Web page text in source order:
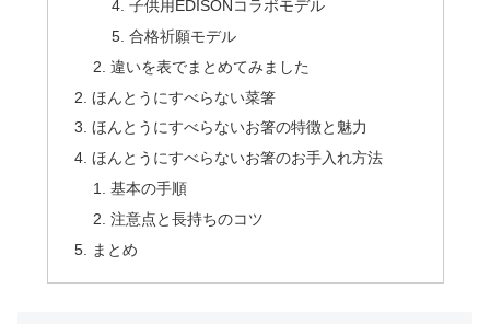
子供用EDISONコラボモデル
合格祈願モデル
違いを表でまとめてみました
ほんとうにすべらない菜箸
ほんとうにすべらないお箸の特徴と魅力
ほんとうにすべらないお箸のお手入れ方法
基本の手順
注意点と長持ちのコツ
まとめ